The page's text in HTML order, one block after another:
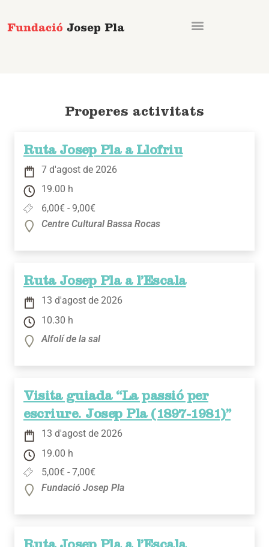
al
Properes activitats
Ruta Josep Pla a Llofriu
7 d'agost de 2026
19.00 h
6,00€ - 9,00€
Centre Cultural Bassa Rocas
Ruta Josep Pla a l’Escala
13 d'agost de 2026
10.30 h
Alfolí de la sal
Visita guiada “La passió per
escriure. Josep Pla (1897-1981)”
13 d'agost de 2026
19.00 h
5,00€ - 7,00€
Fundació Josep Pla